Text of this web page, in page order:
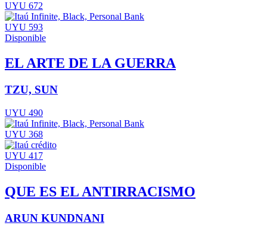
UYU 672
UYU 593
Disponible
EL ARTE DE LA GUERRA
TZU, SUN
UYU 490
UYU 368
UYU 417
Disponible
QUE ES EL ANTIRRACISMO
ARUN KUNDNANI